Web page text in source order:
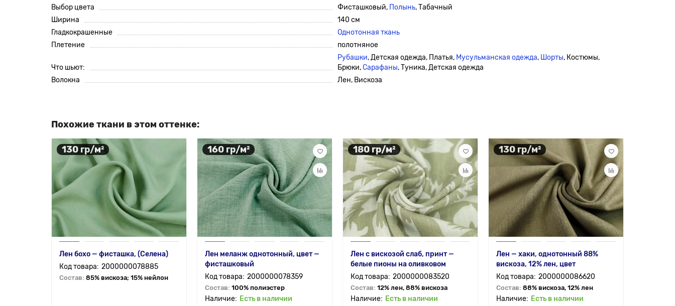
Выбор цвета
Фисташковый, Полынь, Табачный
Ширина
140 см
Гладкокрашенные
Однотонная ткань
Плетение
полотняное
Что шьют:
Рубашки, Детская одежда, Платья, Мусульманская одежда, Шорты, Костюмы,
Брюки,Сарафаны, Туника, Детская одежда
Волокна
Лен, Вискоза
Похожие ткани в этом оттенке:
130 гр/м²
Лен бохо — фисташка, (Селена)
2000000078885
Состав: 85% вискоза; 15% нейлон
160 гр/м²
Лен меланж однотонный, цвет —
фисташковый
2000000078359
Состав: 100% полиэстер
Есть в наличии
180 гр/м²
Лен с вискозой слаб, принт —
белые пионы на оливковом
2000000083520
Состав: 12% лен, 88% вискоза
Есть в наличии
130 гр/м²
Лен — хаки, однотонный 88%
вискоза, 12% лен, цвет
2000000086620
Состав: 88% вискоза, 12% лен
Есть в наличии